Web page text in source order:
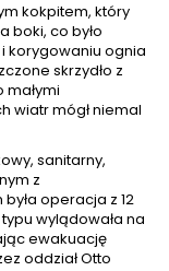
kokpitem, który
boki, co było
korygowaniu ognia
skrzydło z
wiatr mógł niemal
sanitarny,
z
operacja z 12
wylądowała na
ewakuację
oddział Otto